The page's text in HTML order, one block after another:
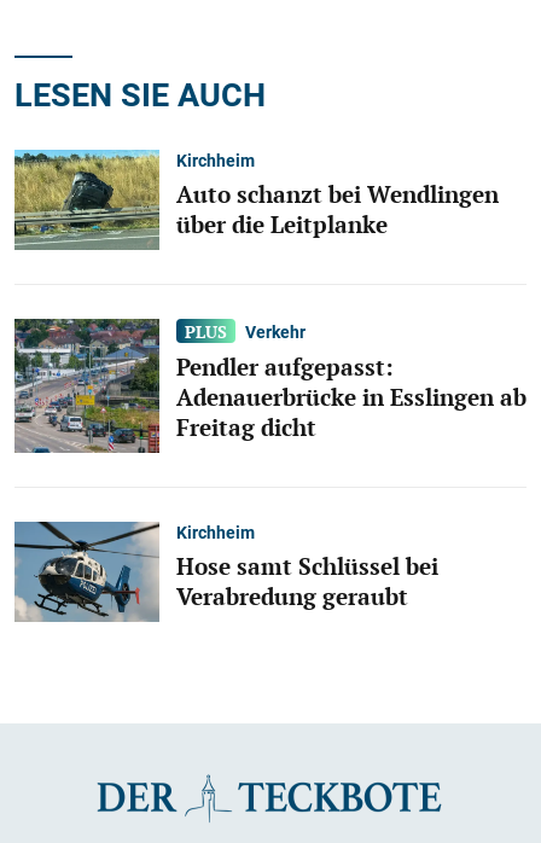
LESEN SIE AUCH
Kirchheim
Auto schanzt bei Wendlingen
über die Leitplanke
Verkehr
Pendler aufgepasst:
Adenauerbrücke in Esslingen ab
Freitag dicht
Kirchheim
Hose samt Schlüssel bei
Verabredung geraubt